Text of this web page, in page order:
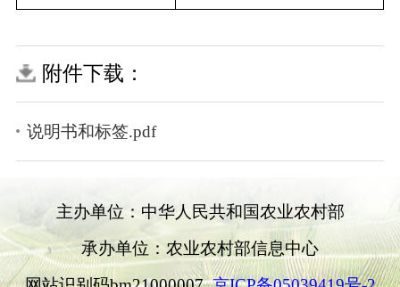
附件下载：
说明书和标签.pdf
主办单位：中华人民共和国农业农村部
承办单位：农业农村部信息中心